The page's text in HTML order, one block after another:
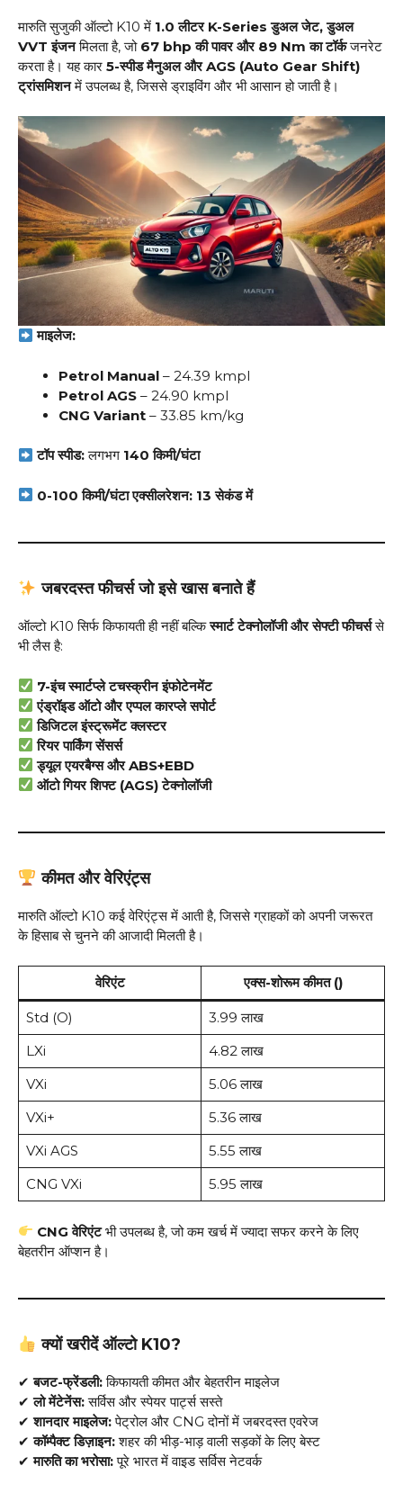
मारुति सुजुकी ऑल्टो K10 में 1.0 लीटर K-Series डुअल जेट, डुअल
VVT इंजनमिलता है, जो 67 bhp की पावर और 89 Nm का टॉर्कजनरेट
करता है। यह कार 5-स्पीड मैनुअल और AGS (Auto Gear Shift)
ट्रांसमिशनमें उपलब्ध है, जिससे ड्राइविंग और भी आसान हो जाती है।
माइलेज:
Petrol Manual – 24.39 kmpl
Petrol AGS – 24.90 kmpl
CNG Variant – 33.85 km/kg
टॉप स्पीड:लगभग 140 किमी/घंटा
0-100 किमी/घंटा एक्सीलरेशन: 13 सेकंड में
जबरदस्त फीचर्स जो इसे खास बनाते हैं
ऑल्टो K10 सिर्फ किफायती ही नहीं बल्किस्मार्ट टेक्नोलॉजी और सेफ्टी फीचर्ससे
भी लैस है:
7-इंच स्मार्टप्ले टचस्क्रीन इंफोटेनमेंट
एंड्रॉइड ऑटो और एप्पल कारप्ले सपोर्ट
डिजिटल इंस्ट्रूमेंट क्लस्टर
रियर पार्किंग सेंसर्स
ड्यूल एयरबैग्स और ABS+EBD
ऑटो गियर शिफ्ट (AGS) टेक्नोलॉजी
कीमत और वेरिएंट्स
मारुति ऑल्टो K10 कई वेरिएंट्स में आती है, जिससे ग्राहकों को अपनी जरूरत
के हिसाब से चुनने की आजादी मिलती है।
वेरिएंट एक्स-शोरूम कीमत (₹)
Std (O)
3.99 लाख
LXi
4.82 लाख
VXi
5.06 लाख
VXi+
5.36 लाख
VXi AGS
5.55 लाख
CNG VXi
5.95 लाख
CNG वेरिएंटभी उपलब्ध है, जो कम खर्च में ज्यादा सफर करने के लिए
बेहतरीन ऑप्शन है।
क्यों खरीदें ऑल्टो K10?
✔बजट-फ्रेंडली:किफायती कीमत और बेहतरीन माइलेज
✔लो मेंटेनेंस:सर्विस और स्पेयर पार्ट्स सस्ते
✔शानदार माइलेज:पेट्रोल और CNG दोनों में जबरदस्त एवरेज
✔कॉम्पैक्ट डिज़ाइन:शहर की भीड़-भाड़ वाली सड़कों के लिए बेस्ट
✔मारुति का भरोसा:पूरे भारत में वाइड सर्विस नेटवर्क